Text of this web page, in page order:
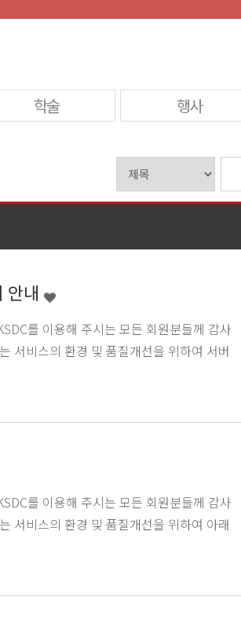
학술 행사
안내
를 이용해 주시는 모든 회원분들께 감사
서비스의 환경 및 품질개선을 위하여 서버
를 이용해 주시는 모든 회원분들께 감사
서비스의 환경 및 품질개선을 위하여 아래